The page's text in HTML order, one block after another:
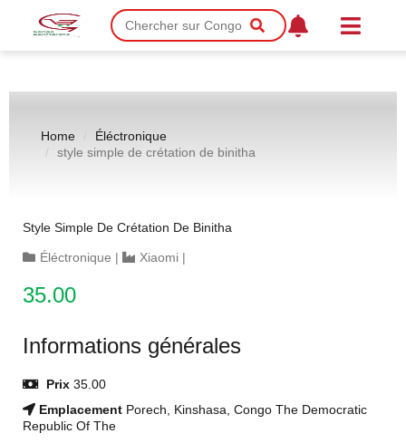
Home
Éléctronique
style simple de crétation de binitha
Style Simple De Crétation De Binitha
Éléctronique | Xiaomi |
35.00
Informations générales
Prix 35.00
Emplacement Porech, Kinshasa, Congo The Democratic
Republic Of The